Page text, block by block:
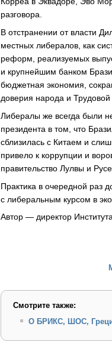
разговора.
В отстранении от власти
местных либералов, как
реформ, реализуемых
и крупнейшим банком
бюджетная экономия,
доверия народа и
Либералы же всегда были
президента в том, что
сблизилась с Китаем и
привело к коррупции и
правительство Лулвы и
Практика в очередной раз
с либеральным курсом в
Автор — директор
Смотрите также:
О БРИКС, ШОС,